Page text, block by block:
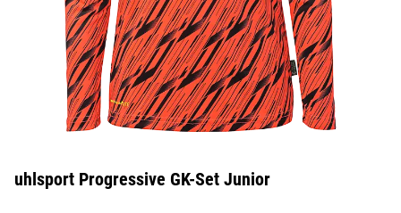
uhlsport Progressive GK-Set Junior